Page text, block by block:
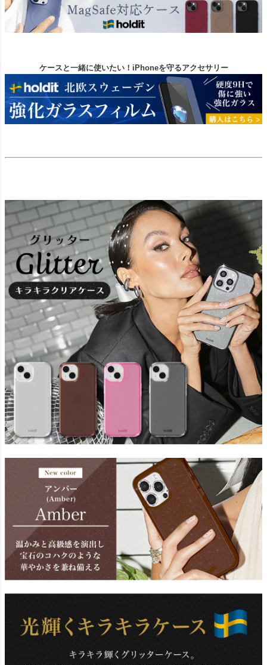
ケースと一緒に使いたい！iPhoneを守るアクセサリー